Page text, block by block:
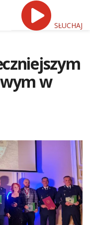
SŁUCHAJ
w